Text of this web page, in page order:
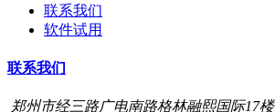
联系我们
软件试用
联系我们
郑州市经三路广电南路格林融熙国际17楼